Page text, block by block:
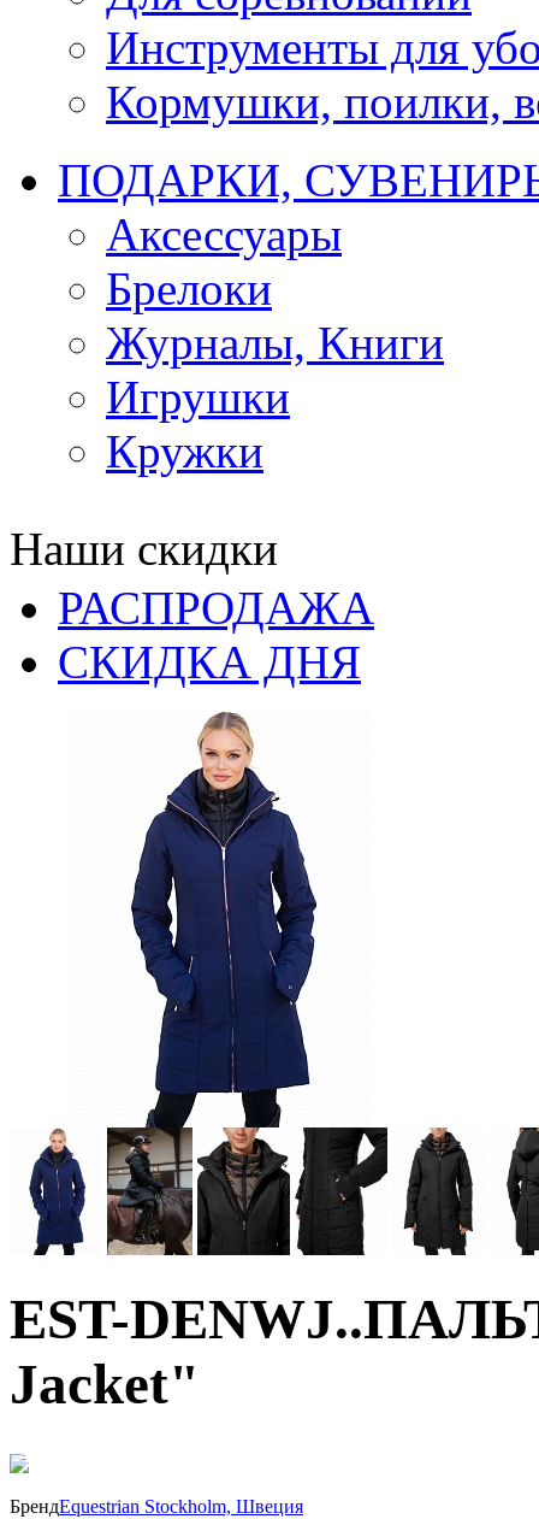
Инструменты для
Кормушки, поилки,
ПОДАРКИ,
Аксессуары
Брелоки
Журналы, Книги
Игрушки
Кружки
Наши скидки
РАСПРОДАЖА
СКИДКА ДНЯ
EST-
Jacket"
40%
БрендEquestrian Stockholm, Швеция